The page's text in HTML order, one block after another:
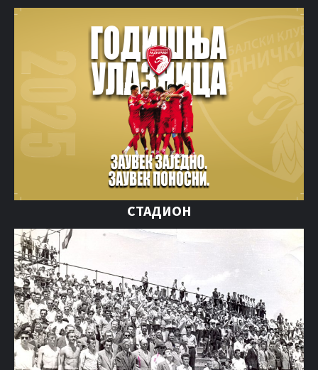
СТАДИОН